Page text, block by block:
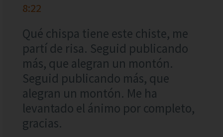
8:22
Qué chispa tiene este chiste, me
partí de risa. Seguid publicando
más, que alegran un montón.
Seguid publicando más, que
alegran un montón. Me ha
levantado el ánimo por completo,
gracias.